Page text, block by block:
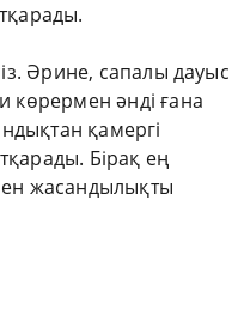
Әрине, сапалы дауыс
көрермен әнді ғана
қамергі
Бірақ ең
жасандылықты